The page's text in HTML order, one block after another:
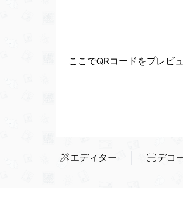
ここでQRコードをプレビ
エディター デコ